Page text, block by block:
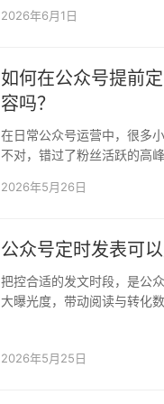
2026年6月1日
如何在公众号提前
容吗？
在日常公众号运营中，很多
不对，错过了粉丝活跃的高
2026年5月26日
公众号定时发表可
把控合适的发文时段，是公
大曝光度，带动阅读与转化
2026年5月25日